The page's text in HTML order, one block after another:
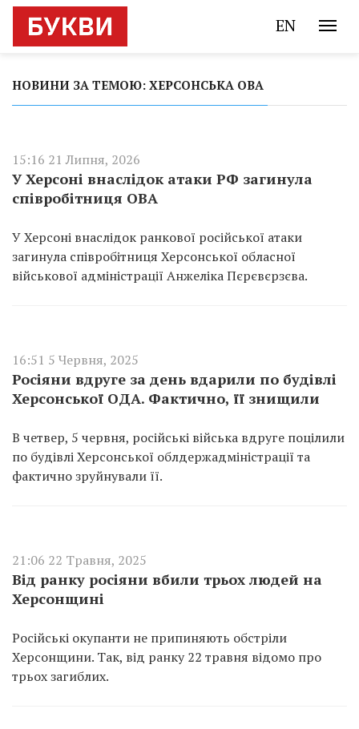
EN
НОВИНИ ЗА ТЕМОЮ: ХЕРСОНСЬКА ОВА
15:16 21 Липня, 2026
У Херсоні внаслідок атаки РФ загинула
співробітниця ОВА
У Херсоні внаслідок ранкової російської атаки
загинула співробітниця Херсонської обласної
військової адміністрації Анжеліка Пєрєвєрзєва.
16:51 5 Червня, 2025
Росіяни вдруге за день вдарили по будівлі
Херсонської ОДА. Фактично, її знищили
В четвер, 5 червня, російські війська вдруге поцілили
по будівлі Херсонської облдержадміністрації та
фактично зруйнували її.
21:06 22 Травня, 2025
Від ранку росіяни вбили трьох людей на
Херсонщині
Російські окупанти не припиняють обстріли
Херсонщини. Так, від ранку 22 травня відомо про
трьох загиблих.